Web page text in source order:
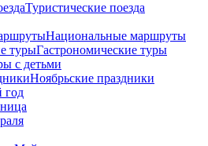
Туристические поезда
Национальные маршруты
Гастрономические туры
с детьми
Ноябрьские праздники
год